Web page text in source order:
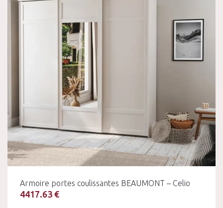
Armoire portes coulissantes BEAUMONT – Celio
4417.63 €